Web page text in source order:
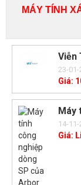
MÁY TÍNH
Viễn
23-01-
Giá:
Máy
14-
Giá: